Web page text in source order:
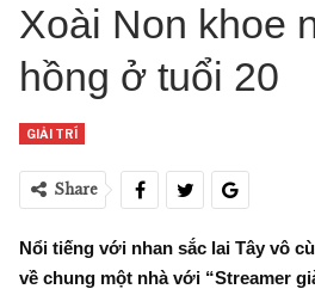
Xoài Non khoe
hồng ở tuổi 20
GIẢI TRÍ
Share
Nổi tiếng với nhan sắc lai Tây vô
về chung một nhà với “Streamer